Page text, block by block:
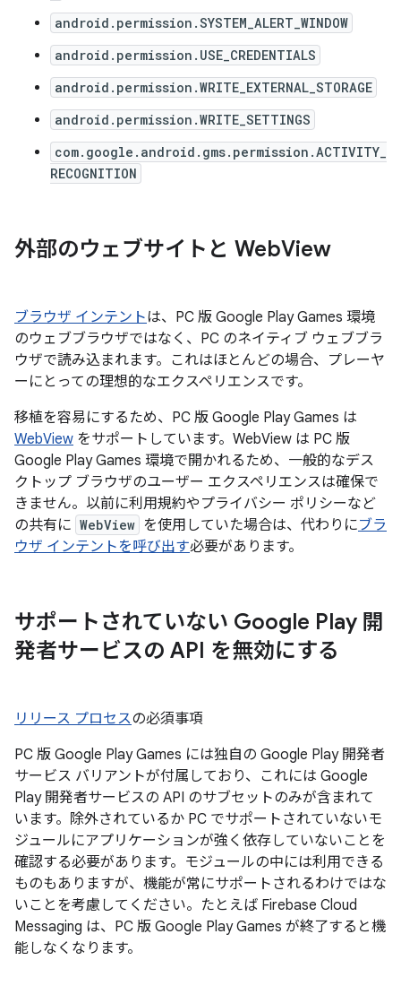
android.permission.SYSTEM_ALERT_WINDOW
android.permission.USE_CREDENTIALS
android.permission.WRITE_EXTERNAL_STORAGE
android.permission.WRITE_SETTINGS
com.google.android.gms.permission.ACTIVITY_
RECOGNITION
外部のウェブサイトと WebView
ブラウザ インテントは、PC 版 Google Play Games 環境
のウェブブラウザではなく、PC のネイティブ ウェブブラ
ウザで読み込まれます。これはほとんどの場合、プレーヤ
ーにとっての理想的なエクスペリエンスです。
移植を容易にするため、PC 版 Google Play Games は
WebView をサポートしています。WebView は PC 版
Google Play Games 環境で開かれるため、一般的なデス
クトップ ブラウザのユーザー エクスペリエンスは確保で
きません。以前に利用規約やプライバシー ポリシーなど
の共有に WebView を使用していた場合は、代わりにブラ
ウザ インテントを呼び出す必要があります。
サポートされていない Google Play 開
発者サービスの API を無効にする
リリース プロセスの必須事項
PC 版 Google Play Games には独自の Google Play 開発者
サービス バリアントが付属しており、これには Google
Play 開発者サービスの API のサブセットのみが含まれて
います。除外されているか PC でサポートされていないモ
ジュールにアプリケーションが強く依存していないことを
確認する必要があります。モジュールの中には利用できる
ものもありますが、機能が常にサポートされるわけではな
いことを考慮してください。たとえば Firebase Cloud
Messaging は、PC 版 Google Play Games が終了すると機
能しなくなります。